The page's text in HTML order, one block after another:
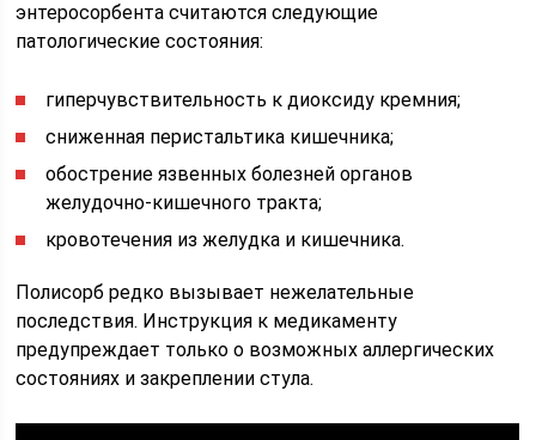
энтеросорбента считаются следующие
патологические состояния:
гиперчувствительность к диоксиду кремния;
сниженная перистальтика кишечника;
обострение язвенных болезней органов
желудочно-кишечного тракта;
кровотечения из желудка и кишечника.
Полисорб редко вызывает нежелательные
последствия. Инструкция к медикаменту
предупреждает только о возможных аллергических
состояниях и закреплении стула.